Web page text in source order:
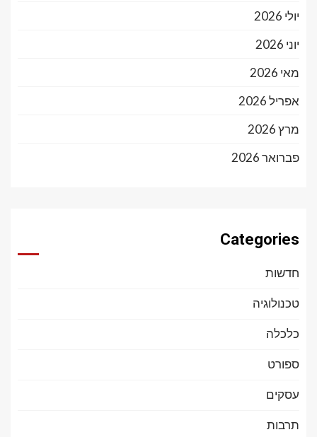
יולי 2026
יוני 2026
מאי 2026
אפריל 2026
מרץ 2026
פברואר 2026
Categories
חדשות
טכנולוגיה
כלכלה
ספורט
עסקים
תרבות